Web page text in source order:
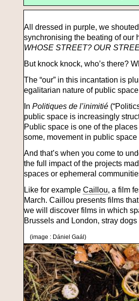
All dressed in purple, we
synchronising the beating of our
WHOSE STREET? OUR
But knock knock, who’s there?
The “our” in this incantation is
egalitarian nature of public
In Politiques de l’inimitié
public space is increasingly
Public space is one of the
some, movement in public
And that’s when you come to
the full impact of the projects
spaces or ephemeral
Like for example Caillou, a film
March. Caillou presents films
we will discover films in which
Brussels and London, stray
(image : Dániel Gaál)